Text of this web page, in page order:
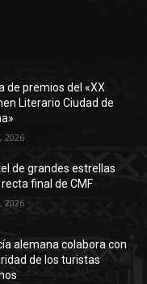
de premios del «XX
Literario Ciudad de
2026
de grandes estrellas
final de CMF
2026
alemana colabora con
de los turistas